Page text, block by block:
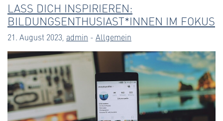
LASS DICH INSPIRIEREN:
BILDUNGSENTHUSIAST*INNEN IM FOKUS
21. August 2023, admin - Allgemein